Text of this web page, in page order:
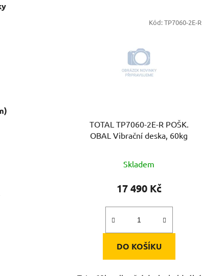
TOTAL TP7060-2E-R POŠK.
OBAL Vibrační deska, 60kg
Skladem
17 490 Kč
DO KOŠÍKU
Kód:TP7060-2E-R